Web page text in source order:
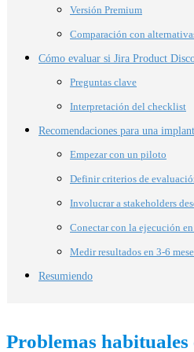
Versión Premium
Comparación con
Cómo evaluar si Jira Product
Preguntas clave
Interpretación del checklist
Recomendaciones para una
Empezar con un piloto
Definir criterios de
Involucrar a stakeholders
Conectar con la ejecución en
Medir resultados en 3-6
Resumiendo
Problemas